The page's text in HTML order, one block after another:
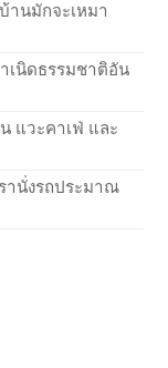
านมักจะเหมา
เนิดธรรมชาติอัน
แวะคาเฟ่ และ
านั่งรถประมาณ